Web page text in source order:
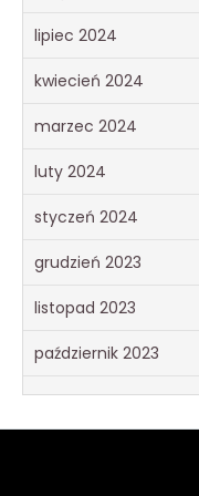
lipiec 2024
kwiecień 2024
marzec 2024
luty 2024
styczeń 2024
grudzień 2023
listopad 2023
październik 2023